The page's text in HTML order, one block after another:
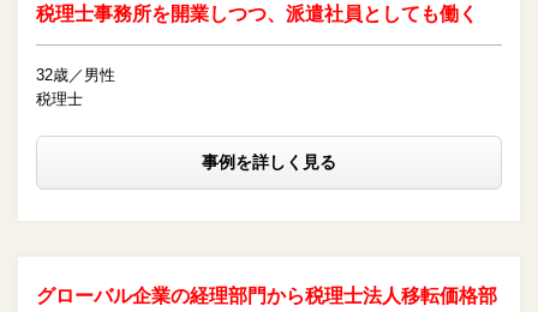
税理士事務所を開業しつつ、派遣社員としても働く
32歳／男性
税理士
事例を詳しく見る
グローバル企業の経理部門から税理士法人移転価格部